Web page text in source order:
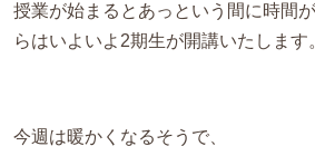
授業が始まるとあっという間に時間
らはいよいよ2期生が開講いたします
今週は暖かくなるそうで、